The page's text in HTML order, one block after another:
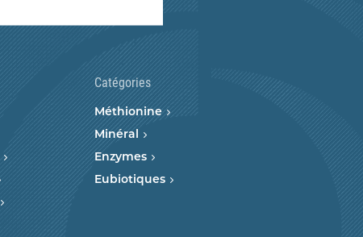
Catégories
Méthionine
Minéral
Enzymes
Eubiotiques